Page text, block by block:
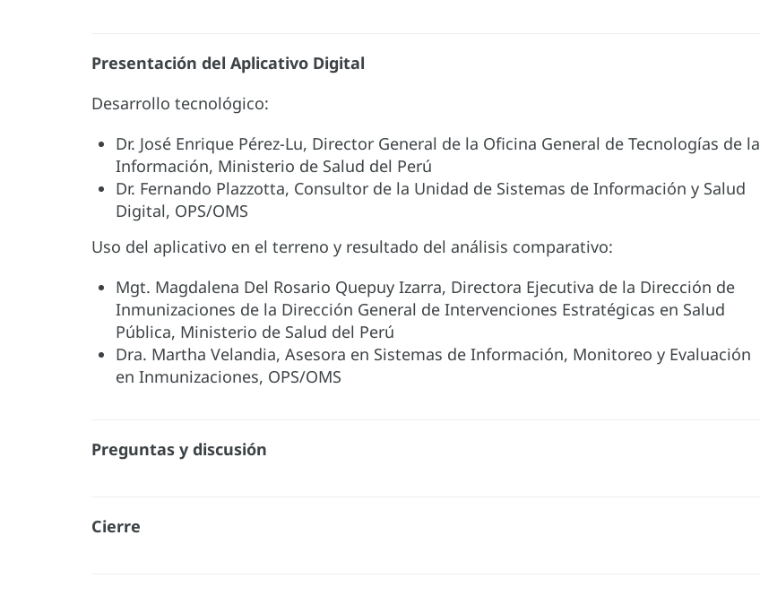
Presentación del Aplicativo Digital
Desarrollo tecnológico:
Dr. José Enrique Pérez-Lu, Director General de la Oficina General de Tecnologías de la
Información, Ministerio de Salud del Perú
Dr. Fernando Plazzotta, Consultor de la Unidad de Sistemas de Información y Salud
Digital, OPS/OMS
Uso del aplicativo en el terreno y resultado del análisis comparativo:
Mgt. Magdalena Del Rosario Quepuy Izarra, Directora Ejecutiva de la Dirección de
Inmunizaciones de la Dirección General de Intervenciones Estratégicas en Salud
Pública, Ministerio de Salud del Perú
Dra. Martha Velandia, Asesora en Sistemas de Información, Monitoreo y Evaluación
en Inmunizaciones, OPS/OMS
Preguntas y discusión
Cierre